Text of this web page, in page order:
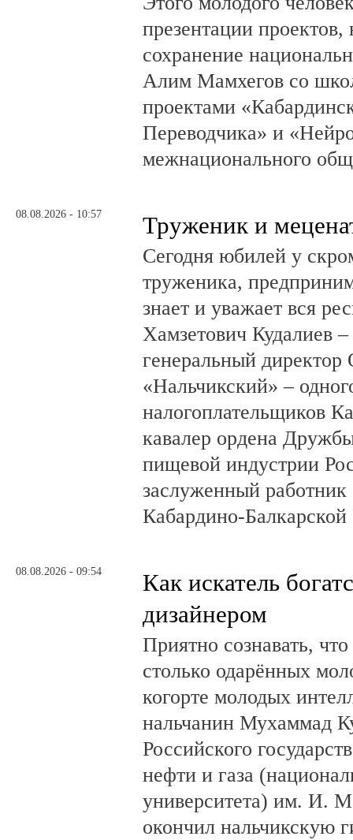
презентации
сохранение
Алим Мамхегов со
проектами
Переводчика» и
межнационального
08.08.2026 - 10:57 Труженик и
Сегодня юбилей у
труженика,
знает и уважает вся
Хамзетович Кудалиев
генеральный
«Нальчикский» –
налогоплательщиков
кавалер ордена
пищевой индустрии
заслуженный работник
Кабардино-
08.08.2026 - 09:54
Как искатель
дизайнером
Приятно сознавать,
столько одарённых
когорте молодых
нальчанин Мухаммад
Российского
нефти и газа
университета) им. И.
окончил нальчикскую